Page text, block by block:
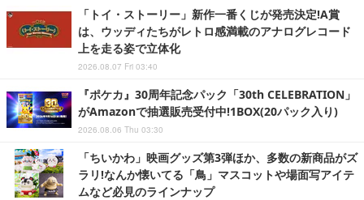
「トイ・ストーリー」新作一番くじが発売決定!A賞
は、ウッディたちがレトロ感満載のアナログレコード
上を走る姿で立体化
2026.08.07 Fri 03:40
『ポケカ』30周年記念パック「30th CELEBRATION」
がAmazonで抽選販売受付中!1BOX(20パック入り)
2026.08.06 Thu 03:30
「ちいかわ」映画グッズ第3弾ほか、多数の新商品がズ
ラリ!なんか懐いてる「鳥」マスコットや場面写アイテ
ムなど必見のラインナップ